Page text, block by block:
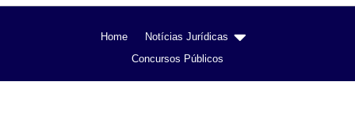
Home
Notícias Jurídicas
Concursos Públicos